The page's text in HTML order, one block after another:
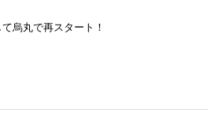
烏丸で再スタート！